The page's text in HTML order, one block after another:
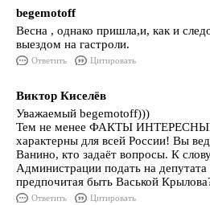
begemotoff
Весна , однако пришла,и, как и
выездом на гастроли.
Ответить Цитировать
Виктор Киселёв
Уважаемый begemotoff)))
Тем не менее ФАКТЫ ИНТЕРЕСНЫЕ!
характерны для всей России! Вы
Ванино, кто задаёт вопросы. К
Администрации подать на
предпочитая быть Васькой
Ответить Цитировать